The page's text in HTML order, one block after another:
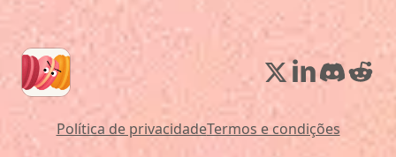
Política de privacidadeTermos e condições